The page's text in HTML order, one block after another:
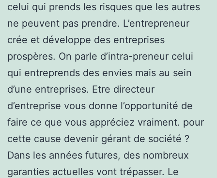
celui qui prends les risques que les autres
ne peuvent pas prendre. L’entrepreneur
crée et développe des entreprises
prospères. On parle d’intra-preneur celui
qui entreprends des envies mais au sein
d’une entreprises. Etre directeur
d’entreprise vous donne l’opportunité de
faire ce que vous appréciez vraiment. pour
cette cause devenir gérant de société ?
Dans les années futures, des nombreux
garanties actuelles vont trépasser. Le